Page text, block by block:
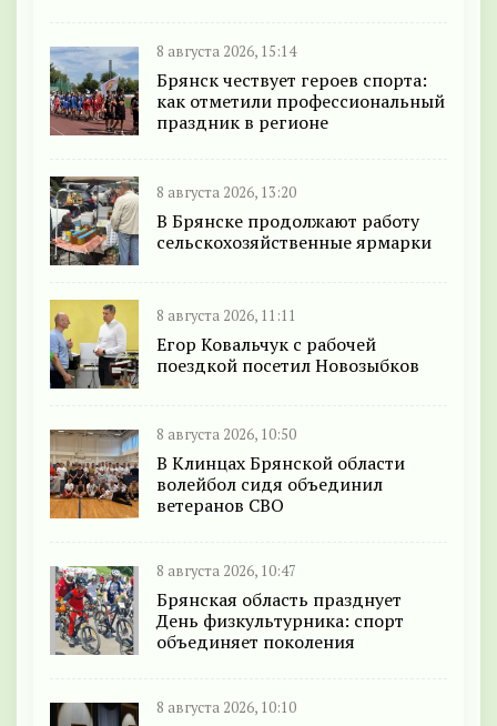
8 августа 2026, 15:14
Брянск чествует героев спорта:
как отметили профессиональный
праздник в регионе
8 августа 2026, 13:20
В Брянске продолжают работу
сельскохозяйственные ярмарки
8 августа 2026, 11:11
Егор Ковальчук с рабочей
поездкой посетил Новозыбков
8 августа 2026, 10:50
В Клинцах Брянской области
волейбол сидя объединил
ветеранов СВО
8 августа 2026, 10:47
Брянская область празднует
День физкультурника: спорт
объединяет поколения
8 августа 2026, 10:10